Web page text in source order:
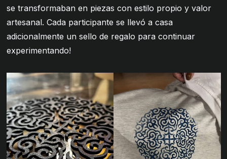
se transformaban en piezas con estilo propio y valor
artesanal. Cada participante se llevó a casa
adicionalmente un sello de regalo para continuar
experimentando!